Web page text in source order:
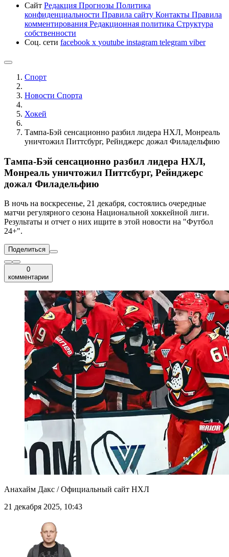
Сайт Редакция Прогнозы Политика
конфиденциальности Правила сайту Контакты Правила
комментирования Редакционная политика Структура
собственности
Соц. сети facebook x youtube instagram telegram viber
Спорт
Новости Cпорта
Хокей
Тампа-Бэй сенсационно разбил лидера НХЛ, Монреаль
уничтожил Питтсбург, Рейнджерс дожал Филадельфию
Тампа-Бэй сенсационно разбил лидера НХЛ,
Монреаль уничтожил Питтсбург, Рейнджерс
дожал Филадельфию
В ночь на воскресенье, 21 декабря, состоялись очередные
матчи регулярного сезона Национальной хоккейной лиги.
Результаты и отчет о них ищите в этой новости на "Футбол
24+".
Поделиться
0
комментарии
Анахайм Дакс / Официальный сайт НХЛ
21 декабря 2025, 10:43